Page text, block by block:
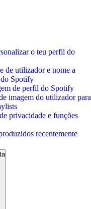
o teu perfil do
de utilizador e nome a
do Spotify
de perfil do Spotify
imagem do utilizador para
privacidade e funções
recentemente